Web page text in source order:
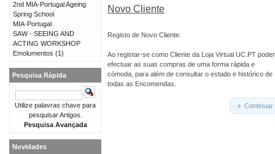
Novo Cliente
Registo de Novo Cliente.
Ao registar-se como Cliente da Loja Virtual UC.PT
efectuar as suas compras de uma forma rápida e
cómoda, para além de consultar o estado e histórico de
todas as Encomendas.
Continuar
2nd MIA-Portugal Ageing
Spring School
MIA-Portugal
SAW - SEEING AND
ACTING WORKSHOP
Emolumentos (1)
Pesquisa Rápida
Utilize palavras chave para
pesquisar Artigos.
Pesquisa Avançada
Novidades